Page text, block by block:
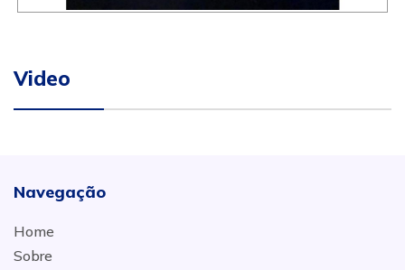
Video
Navegação
Home
Sobre